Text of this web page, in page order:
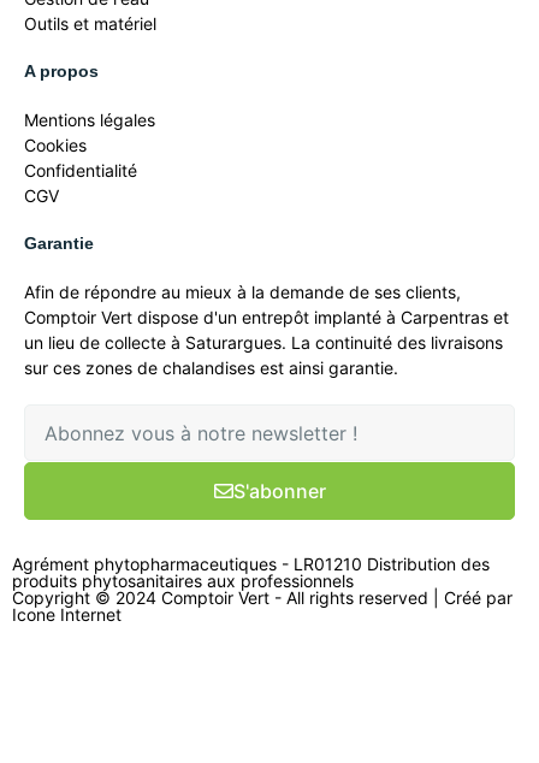
Outils et matériel
A propos
Mentions légales
Cookies
Confidentialité
CGV
Garantie
Afin de répondre au mieux à la demande de ses clients,
Comptoir Vert dispose d'un entrepôt implanté à Carpentras et
un lieu de collecte à Saturargues. La continuité des livraisons
sur ces zones de chalandises est ainsi garantie.
S'abonner
Agrément phytopharmaceutiques - LR01210 Distribution des
produits phytosanitaires aux professionnels
Copyright © 2024 Comptoir Vert - All rights reserved | Créé par
Icone Internet